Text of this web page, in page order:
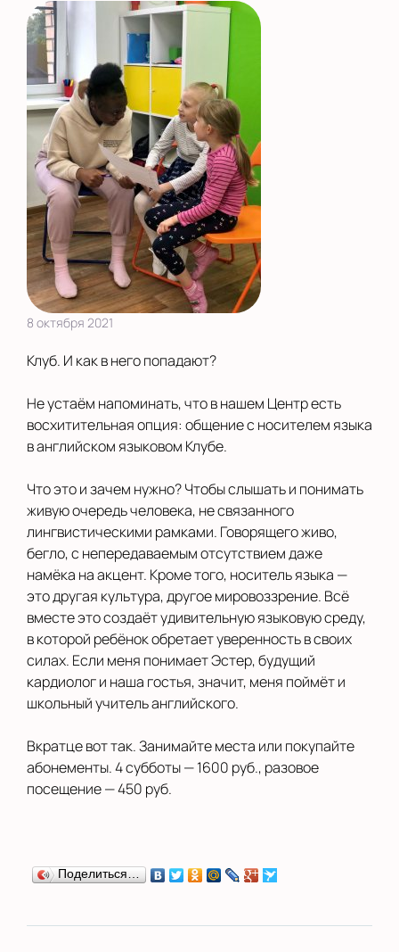
8 октября 2021
Клуб. И как в него попадают?
Не устаём напоминать, что в нашем Центр есть
восхитительная опция: общение с носителем языка
в английском языковом Клубе.
Что это и зачем нужно? Чтобы слышать и понимать
живую очередь человека, не связанного
лингвистическими рамками. Говорящего живо,
бегло, с непередаваемым отсутствием даже
намёка на акцент. Кроме того, носитель языка —
это другая культура, другое мировоззрение. Всё
вместе это создаёт удивительную языковую среду,
в которой ребёнок обретает уверенность в своих
силах. Если меня понимает Эстер, будущий
кардиолог и наша гостья, значит, меня поймёт и
школьный учитель английского.
Вкратце вот так. Занимайте места или покупайте
абонементы. 4 субботы — 1600 руб., разовое
посещение — 450 руб.
Поделиться…